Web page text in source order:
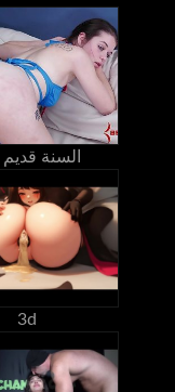
18، السنة قديم
3d